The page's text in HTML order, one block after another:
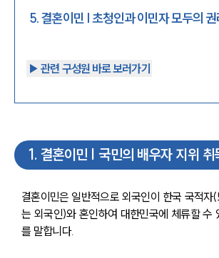
5.결혼이민 | 초청인과 이민자 모두의
▶︎ 관련 구성원 바로 보러가기
1 . 결혼이민 | 국민의 배우자 지위 취
결혼이민은 일반적으로 외국인이 한국 국적자
는 외국인)와 혼인하여 대한민국에 체류할 수
를 말합니다.